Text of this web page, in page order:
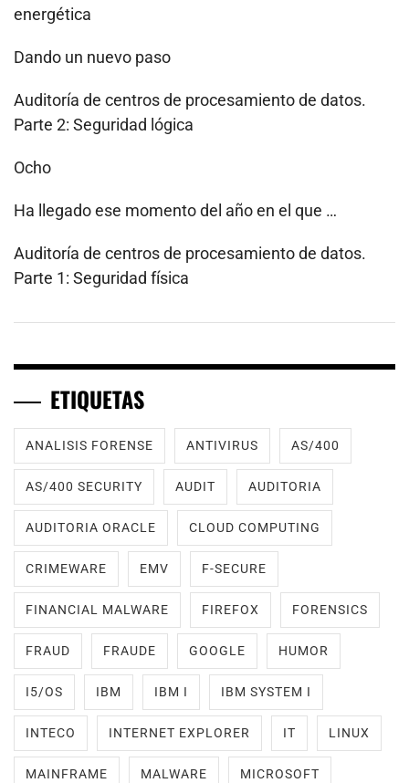
energética
Dando un nuevo paso
Auditoría de centros de procesamiento de datos.
Parte 2: Seguridad lógica
Ocho
Ha llegado ese momento del año en el que …
Auditoría de centros de procesamiento de datos.
Parte 1: Seguridad física
ETIQUETAS
ANALISIS FORENSE ANTIVIRUS AS/400
AS/400 SECURITY AUDIT AUDITORIA
AUDITORIA ORACLE CLOUD COMPUTING
CRIMEWARE EMV F-SECURE
FINANCIAL MALWARE FIREFOX FORENSICS
FRAUD FRAUDE GOOGLE HUMOR
I5/OS IBM IBM I IBM SYSTEM I
INTECO INTERNET EXPLORER IT LINUX
MAINFRAME MALWARE MICROSOFT